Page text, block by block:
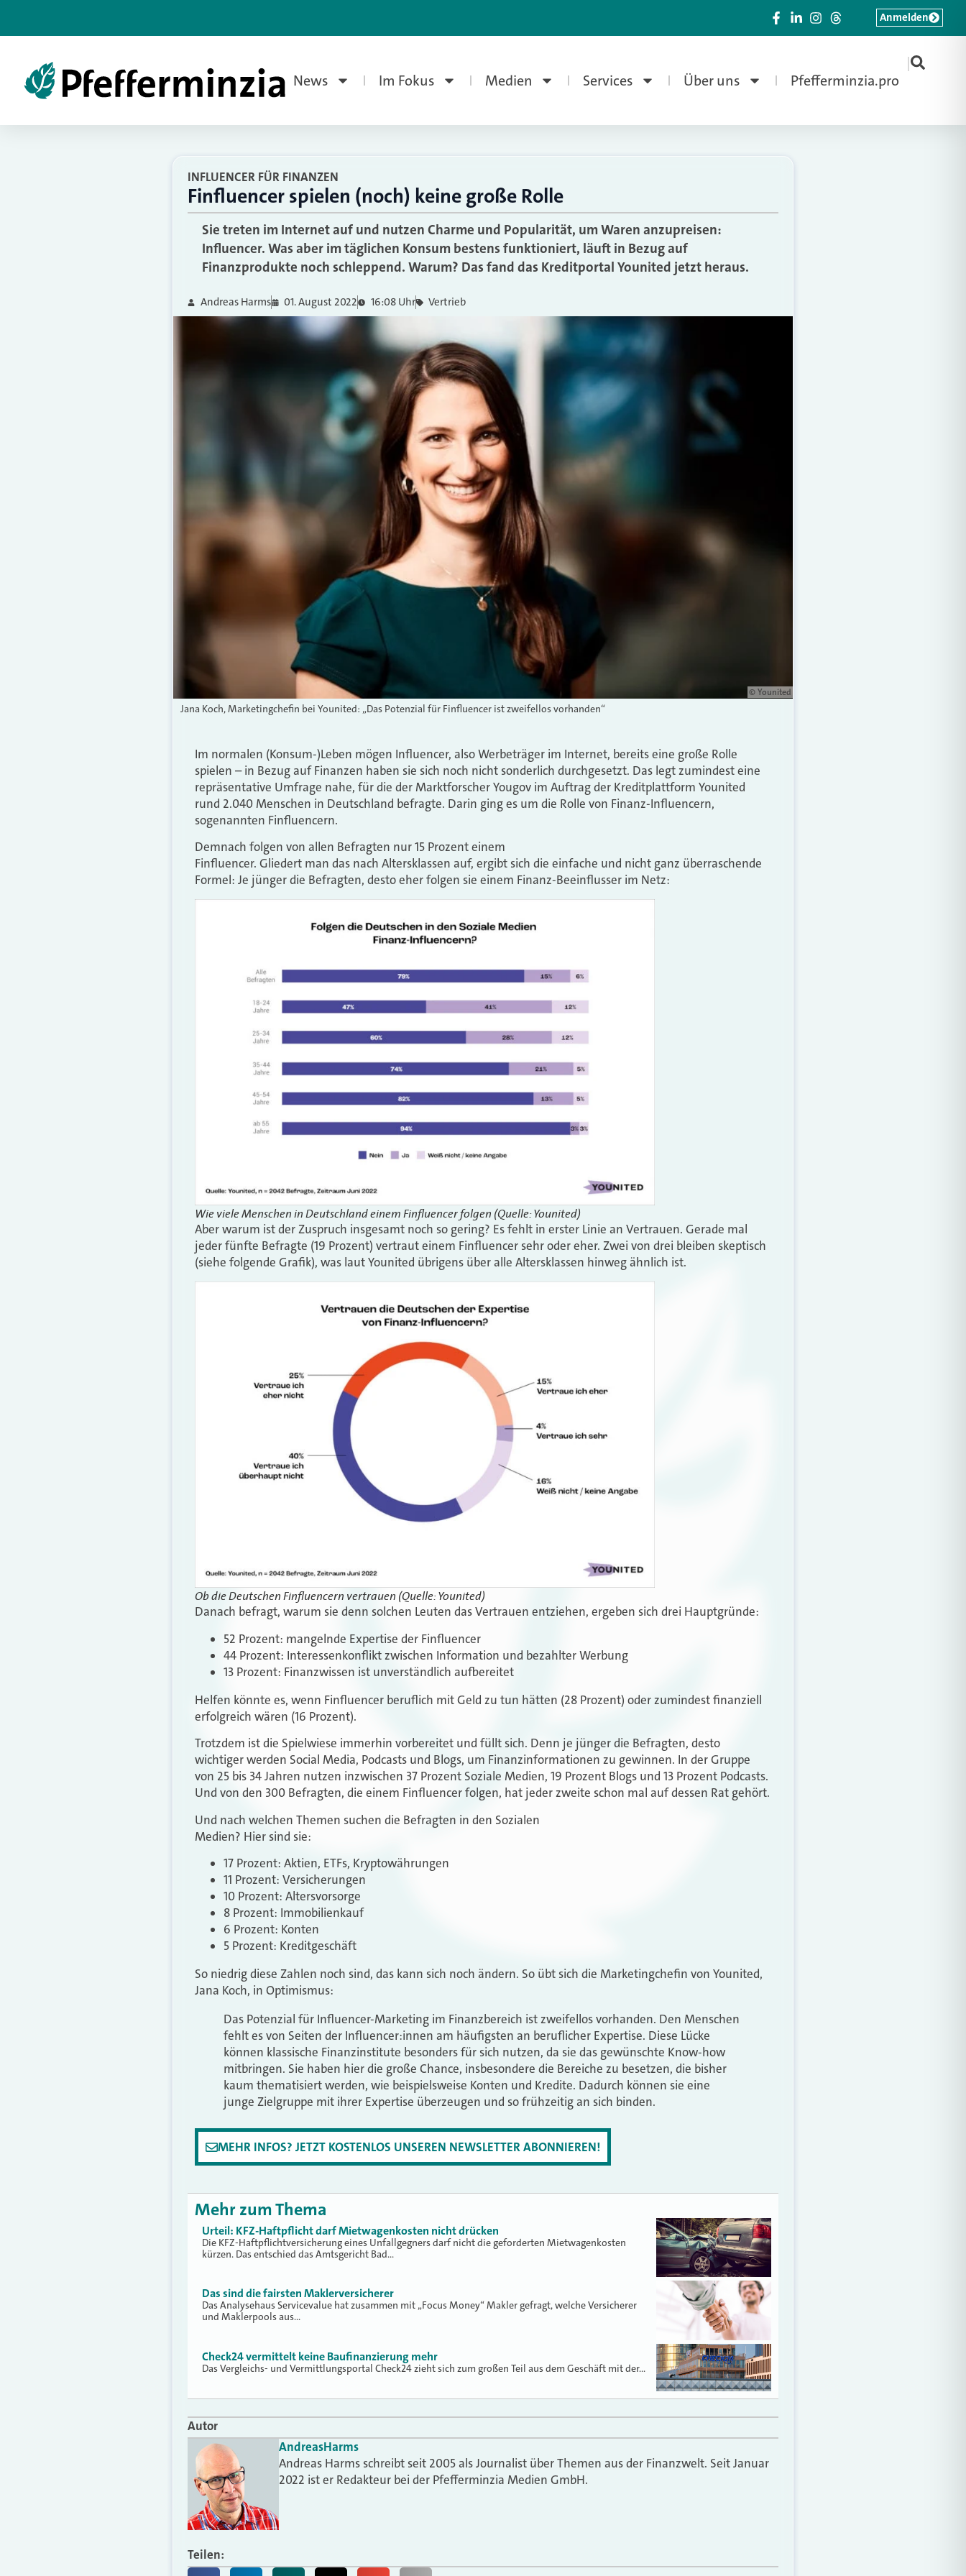
News Im Fokus Medien Services Über uns Pfefferminzia.pro
|
Anmelden
INFLUENCER FÜR FINANZEN
Finfluencer spielen (noch) keine große Rolle
Sie treten im Internet auf und nutzen Charme und Popularität, um Waren anzupreisen:
Influencer. Was aber im täglichen Konsum bestens funktioniert, läuft in Bezug auf
Finanzprodukte noch schleppend. Warum? Das fand das Kreditportal Younited jetzt heraus.
Andreas Harms 01. August 2022 16:08 Uhr Vertrieb
© Younited
Jana Koch, Marketingchefin bei Younited: „Das Potenzial für Finfluencer ist zweifellos vorhanden“
Im normalen (Konsum-)Leben mögen Influencer, also Werbeträger im Internet, bereits eine große Rolle
spielen – in Bezug auf Finanzen haben sie sich noch nicht sonderlich durchgesetzt. Das legt zumindest eine
repräsentative Umfrage nahe, für die der Marktforscher Yougov im Auftrag der Kreditplattform Younited
rund 2.040 Menschen in Deutschland befragte. Darin ging es um die Rolle von Finanz-Influencern,
sogenannten Finfluencern.
Demnach folgen von allen Befragten nur 15 Prozent einem
Finfluencer. Gliedert man das nach Altersklassen auf, ergibt sich die einfache und nicht ganz überraschende
Formel: Je jünger die Befragten, desto eher folgen sie einem Finanz-Beeinflusser im Netz:
Wie viele Menschen in Deutschland einem Finfluencer folgen (Quelle: Younited)
Aber warum ist der Zuspruch insgesamt noch so gering? Es fehlt in erster Linie an Vertrauen. Gerade mal
jeder fünfte Befragte (19 Prozent) vertraut einem Finfluencer sehr oder eher. Zwei von drei bleiben skeptisch
(siehe folgende Grafik), was laut Younited übrigens über alle Altersklassen hinweg ähnlich ist.
Ob die Deutschen Finfluencern vertrauen (Quelle: Younited)
Danach befragt, warum sie denn solchen Leuten das Vertrauen entziehen, ergeben sich drei Hauptgründe:
52 Prozent: mangelnde Expertise der Finfluencer
44 Prozent: Interessenkonflikt zwischen Information und bezahlter Werbung
13 Prozent: Finanzwissen ist unverständlich aufbereitet
Helfen könnte es, wenn Finfluencer beruflich mit Geld zu tun hätten (28 Prozent) oder zumindest finanziell
erfolgreich wären (16 Prozent).
Trotzdem ist die Spielwiese immerhin vorbereitet und füllt sich. Denn je jünger die Befragten, desto
wichtiger werden Social Media, Podcasts und Blogs, um Finanzinformationen zu gewinnen. In der Gruppe
von 25 bis 34 Jahren nutzen inzwischen 37 Prozent Soziale Medien, 19 Prozent Blogs und 13 Prozent Podcasts.
Und von den 300 Befragten, die einem Finfluencer folgen, hat jeder zweite schon mal auf dessen Rat gehört.
Und nach welchen Themen suchen die Befragten in den Sozialen
Medien? Hier sind sie:
17 Prozent: Aktien, ETFs, Kryptowährungen
11 Prozent: Versicherungen
10 Prozent: Altersvorsorge
8 Prozent: Immobilienkauf
6 Prozent: Konten
5 Prozent: Kreditgeschäft
So niedrig diese Zahlen noch sind, das kann sich noch ändern. So übt sich die Marketingchefin von Younited,
Jana Koch, in Optimismus:
Das Potenzial für Influencer-Marketing im Finanzbereich ist zweifellos vorhanden. Den Menschen
fehlt es von Seiten der Influencer:innen am häufigsten an beruflicher Expertise. Diese Lücke
können klassische Finanzinstitute besonders für sich nutzen, da sie das gewünschte Know-how
mitbringen. Sie haben hier die große Chance, insbesondere die Bereiche zu besetzen, die bisher
kaum thematisiert werden, wie beispielsweise Konten und Kredite. Dadurch können sie eine
junge Zielgruppe mit ihrer Expertise überzeugen und so frühzeitig an sich binden.
MEHR INFOS? JETZT KOSTENLOS UNSEREN NEWSLETTER ABONNIEREN!
Mehr zum Thema
Urteil: KFZ-Haftpflicht darf Mietwagenkosten nicht drücken
Die KFZ-Haftpflichtversicherung eines Unfallgegners darf nicht die geforderten Mietwagenkosten
kürzen. Das entschied das Amtsgericht Bad…
Das sind die fairsten Maklerversicherer
Das Analysehaus Servicevalue hat zusammen mit „Focus Money“ Makler gefragt, welche Versicherer
und Maklerpools aus…
Check24 vermittelt keine Baufinanzierung mehr
Das Vergleichs- und Vermittlungsportal Check24 zieht sich zum großen Teil aus dem Geschäft mit der…
Autor
AndreasHarms
Andreas Harms schreibt seit 2005 als Journalist über Themen aus der Finanzwelt. Seit Januar
2022 ist er Redakteur bei der Pfefferminzia Medien GmbH.
Teilen: